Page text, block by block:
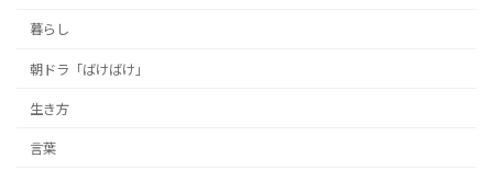
暮らし
朝ドラ「ばけばけ」
生き方
言葉